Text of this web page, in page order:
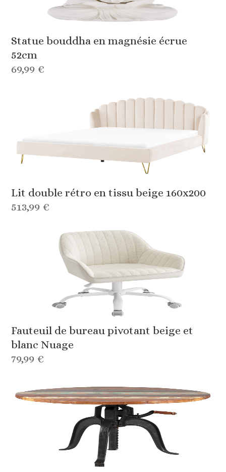
Statue bouddha en magnésie écrue
52cm
69,99 €
Lit double rétro en tissu beige 160x200
513,99 €
Fauteuil de bureau pivotant beige et
blanc Nuage
79,99 €